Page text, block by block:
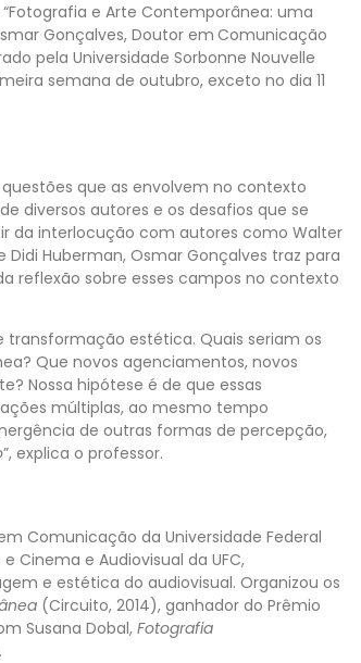
e Arte Contemporânea: uma
Gonçalves, Doutor emComunicação
pela Universidade Sorbonne Nouvelle
semana de outubro, exceto no dia 11
que as envolvem no contexto
diversos autores e os desafios que se
da interlocução com autores como Walter
Didi Huberman, Osmar Gonçalves traz para
reflexão sobre esses campos no contexto
transformação estética. Quais seriam os
Que novos agenciamentos, novos
Nossa hipótese é de que essas
múltiplas, ao mesmo tempo
de outras formas de percepção,
”, explica o professor.
Comunicação da Universidade Federal
Cinema e Audiovisual da UFC,
e estética do audiovisual. Organizou os
(Circuito, 2014), ganhador do Prêmio
Susana Dobal, Fotografia